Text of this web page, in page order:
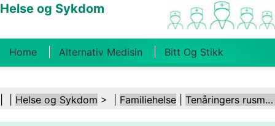
Helse og Sykdom
Home Alternativ Medisin Bitt Og Stikk
Kosthold Og Ernæring Familiehelse
Helse og Sykdom > | Familiehelse Tenåringers rusmisbruk